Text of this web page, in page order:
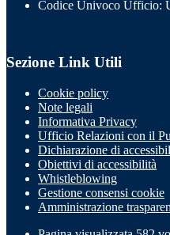
Codice Univoco Ufficio:
Sezione Link Utili
Cookie policy
Note legali
Informativa Privacy
Ufficio Relazioni con il
Dichiarazione di
Obiettivi di accessibilità
Whistleblowing
Gestione consensi cookie
Amministrazione